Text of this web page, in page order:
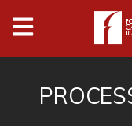
Archivio
Ferrari
Archivio Digitale